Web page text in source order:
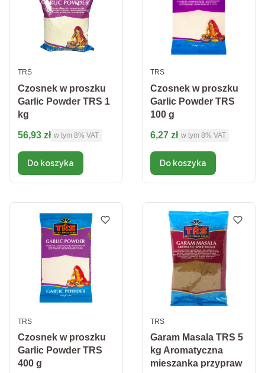
Czosnek w proszku
Garlic Powder TRS 1
kg
PRODUCENT
TRS
Cena brutto
56,93 zł w tym %s VAT
w tym 8% VAT
Do koszyka
Czosnek w proszku
Garlic Powder TRS
100 g
PRODUCENT
TRS
Cena brutto
6,27 zł w tym %s VAT
w tym 8% VAT
Do koszyka
Czosnek w proszku
Garlic Powder TRS
400 g
PRODUCENT
TRS
Garam Masala TRS 5
kg Aromatyczna
mieszanka przypraw
PRODUCENT
TRS